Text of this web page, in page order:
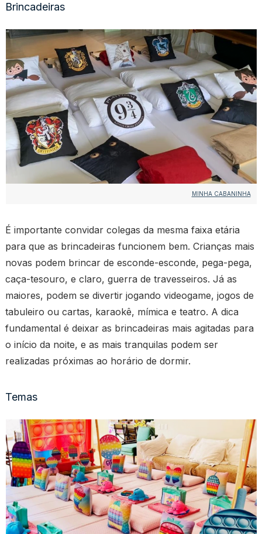
Brincadeiras
MINHA CABANINHA
É importante convidar colegas da mesma faixa etária
para que as brincadeiras funcionem bem. Crianças mais
novas podem brincar de esconde-esconde, pega-pega,
caça-tesouro, e claro, guerra de travesseiros. Já as
maiores, podem se divertir jogando videogame, jogos de
tabuleiro ou cartas, karaokê, mímica e teatro. A dica
fundamental é deixar as brincadeiras mais agitadas para
o início da noite, e as mais tranquilas podem ser
realizadas próximas ao horário de dormir.
Temas